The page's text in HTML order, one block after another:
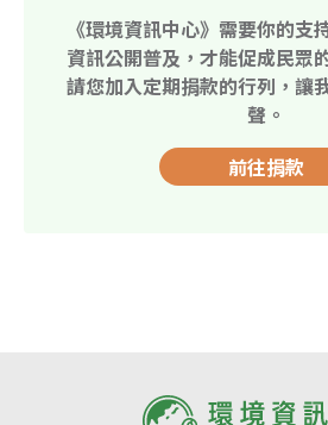
《環境資訊中心》需要你的支
資訊公開普及，才能促成民眾
請您加入定期捐款的行列，讓
聲。
前往捐款